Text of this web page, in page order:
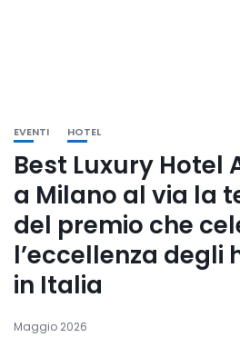
EVENTI HOTEL
Best Luxury Hotel
a Milano al via la
del premio che
l’eccellenza degli
in Italia
Maggio 2026